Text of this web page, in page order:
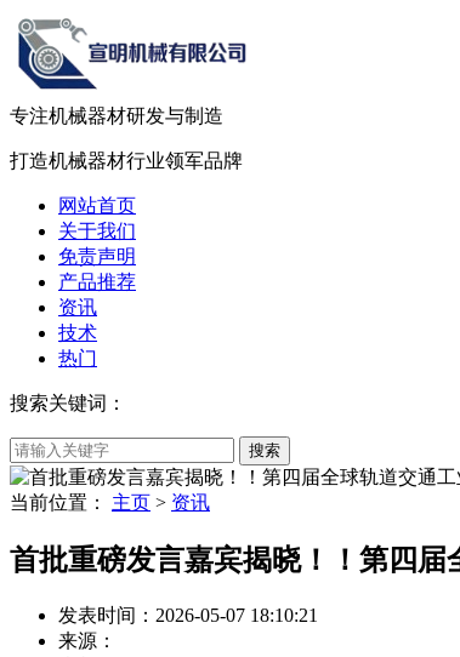
专注机械器材研发与制造
打造机械器材行业领军品牌
网站首页
关于我们
免责声明
产品推荐
资讯
技术
热门
搜索关键词：
当前位置： 主页 > 资讯
首批重磅发言嘉宾揭晓！！第四届
发表时间：2026-05-07 18:10:21
来源：